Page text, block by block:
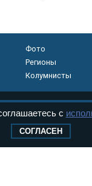
Фото
Регионы
Колумнисты
с
СОГЛАСЕН